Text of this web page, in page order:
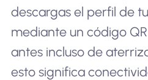
descargas el perfil de
mediante un código
antes incluso de
esto significa